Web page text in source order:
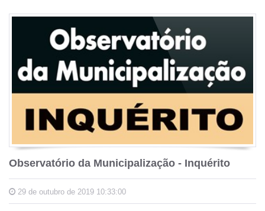
Observatório da Municipalização - Inquérito
29 de outubro de 2019 10:33:00